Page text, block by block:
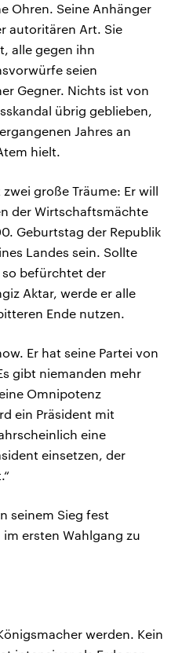
Ohren. Seine Anhänger
autoritären Art. Sie
alle gegen ihn
seien
Gegner. Nichts ist von
übrig geblieben,
Jahres an
hielt.
große Träume: Er will
der Wirtschaftsmächte
Geburtstag der Republik
Landes sein. Sollte
befürchtet der
Aktar, werde er alle
Ende nutzen.
Er hat seine Partei von
gibt niemanden mehr
Omnipotenz
ein Präsident mit
eine
einsetzen, der
seinem Sieg fest
ersten Wahlgang zu
werden. Kein